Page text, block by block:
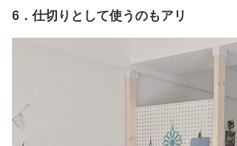
6．仕切りとして使うのもアリ